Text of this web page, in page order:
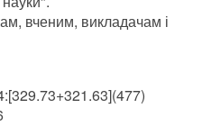
вченим, викладачам і